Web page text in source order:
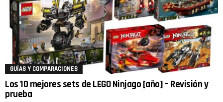
GUÍAS Y COMPARACIONES
Los 10 mejores sets de LEGO Ninjago [año] – Revisión y
prueba